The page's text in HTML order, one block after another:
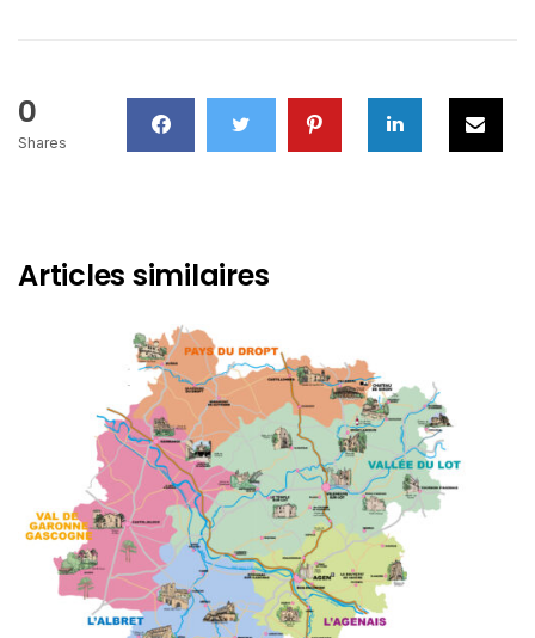
0
Shares
Articles similaires